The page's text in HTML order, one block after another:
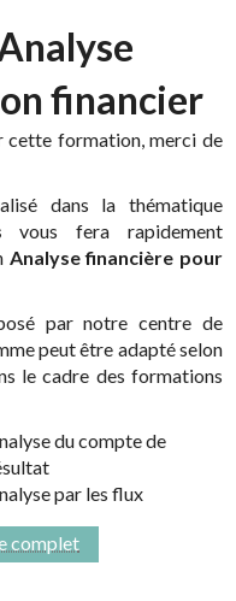
financier
cette formation, merci de
dans la thématique
vous fera rapidement
Analyse financière pour
par notre centre de
peut être adapté selon
le cadre des formations
du compte de
par les flux
complet